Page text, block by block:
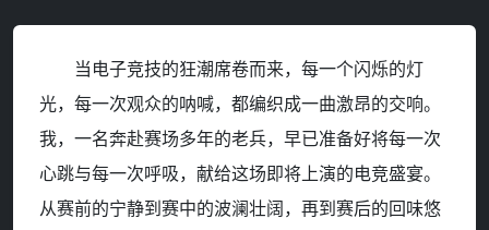
当电子竞技的狂潮席卷而来，每一个闪烁的灯
光，每一次观众的呐喊，都编织成一曲激昂的交响。
我，一名奔赴赛场多年的老兵，早已准备好将每一次
心跳与每一次呼吸，献给这场即将上演的电竞盛宴。
从赛前的宁静到赛中的波澜壮阔，再到赛后的回味悠